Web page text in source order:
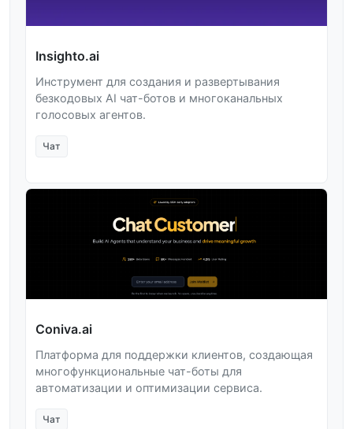
Insighto.ai
Инструмент для создания и развертывания
безкодовых AI чат-ботов и многоканальных
голосовых агентов.
Чат
Coniva.ai
Платформа для поддержки клиентов, создающая
многофункциональные чат-боты для
автоматизации и оптимизации сервиса.
Чат